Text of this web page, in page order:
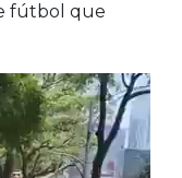
fútbol que